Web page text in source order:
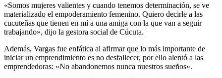
«Somos mujeres valientes y cuando tenemos determinación, se ve
materializado el empoderamiento femenino. Quiero decirle a las
cucuteñas que tienen en mí a una amiga con la que van a seguir
trabajando», dijo la gestora social de Cúcuta.
Además, Vargas fue enfática al afirmar que lo más importante de
iniciar un emprendimiento es no desfallecer, por ello alentó a las
emprendedoras: «No abandonemos nunca nuestros sueños».